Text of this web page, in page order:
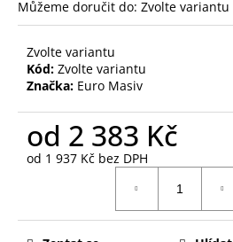
Můžeme doručit do: Zvolte variantu
Zvolte variantu
Kód: Zvolte variantu
Značka: Euro Masiv
od 2 383 Kč
od 1 937 Kč bez DPH
j
e
m
e